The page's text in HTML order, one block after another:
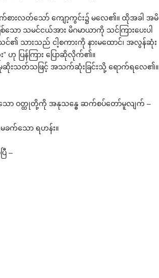
ားလတ်သော် ကျော့ကွင်း၌ မလေ၏။ ထိုအခါ အမိ
ာ သမင်ငယ်အား မိဂမာယာကို သင်ကြားပေးပါ
၏ သားသည် ငါ့စကားကို နားမထောင်၊ အလွန်ဆုံး
ပြန်ကြား ပြောဆိုလိုက်၏။
းသတ်သဖြင့် အသက်ဆုံးခြင်းသို့ ရောက်ရလေ၏။
ော ဝတ္ထုတို့ကို အနုသန္ဓေ ဆက်စပ်တော်မူလျက် –
ခက်သော ရဟန်း။
–